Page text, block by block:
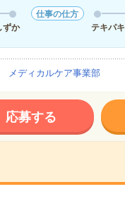
ずか
仕事の仕方
テキパキ
メディカルケア事業部
応募する